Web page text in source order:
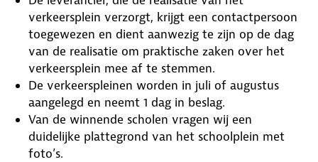
verkeersplein verzorgt, krijgt een contactpersoon
toegewezen en dient aanwezig te zijn op de dag
van de realisatie om praktische zaken over het
verkeersplein mee af te stemmen.
De verkeerspleinen worden in juli of augustus
aangelegd en neemt 1 dag in beslag.
Van de winnende scholen vragen wij een
duidelijke plattegrond van het schoolplein met
foto’s.